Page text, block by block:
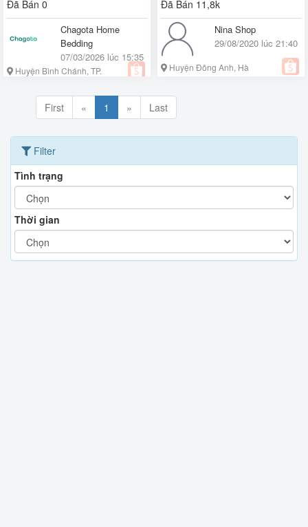
Đã Bán 0
Chagota Home
Bedding
07/03/2026 lúc 15:35
Huyện Bình Chánh, TP.
Đã Bán 11,8k
Nina Shop
29/08/2020 lúc 21:40
Huyện Đông Anh, Hà
First « 1 » Last
Filter
Tình trạng
Thời gian